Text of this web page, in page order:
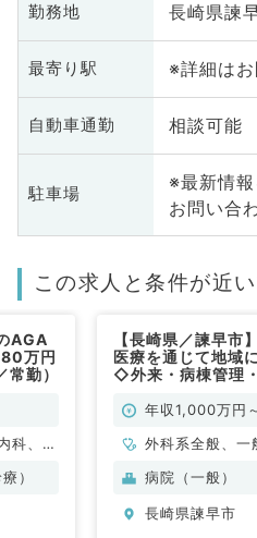
勤務地 長崎県諫
最寄り駅 ※詳細は
自動車通勤 相談可能
駐車場
※最新情
お問い合
この求人と条件が近
AGA
万円
勤）
科、外
皮膚
）
【長崎県／諫早市
医療を通じて地域
◇外来・病棟管理
可能◎（一般外科
年収1,000万円～
外科系全般、一
病院（一般）
長崎県諫早市